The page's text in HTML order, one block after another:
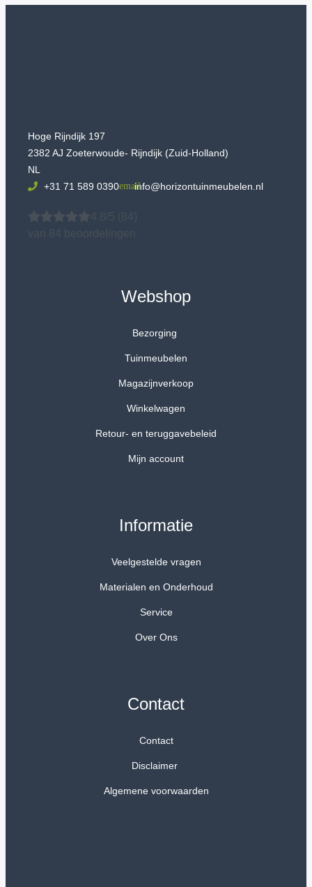
Hoge Rijndijk 197
2382 AJ Zoeterwoude- Rijndijk (Zuid-Holland)
NL
+31 71 589 0390
info@horizontuinmeubelen.nl
4.8/5
(84)
van 84 beoordelingen
Webshop
Bezorging
Tuinmeubelen
Magazijnverkoop
Winkelwagen
Retour- en teruggavebeleid
Mijn account
Informatie
Veelgestelde vragen
Materialen en Onderhoud
Service
Over Ons
Contact
Contact
Disclaimer
Algemene voorwaarden